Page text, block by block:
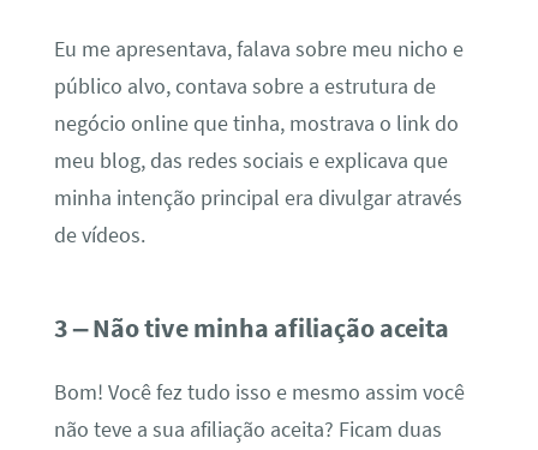
Eu me apresentava, falava sobre meu nicho e
público alvo, contava sobre a estrutura de
negócio online que tinha, mostrava o link do
meu blog, das redes sociais e explicava que
minha intenção principal era divulgar através
de vídeos.
3 – Não tive minha afiliação aceita
Bom! Você fez tudo isso e mesmo assim você
não teve a sua afiliação aceita? Ficam duas